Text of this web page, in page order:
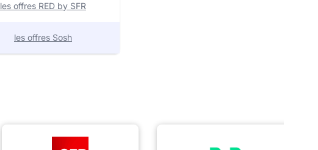
les offres RED by SFR
les offres Sosh